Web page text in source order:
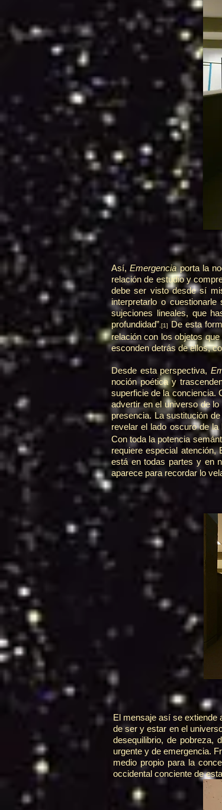
Así,Emergenciaporta la
relación de estudio y
debe ser visto desde sí
interpretarlo o
sujeciones lineales, que
profundidad” [1]
De esta
relación con los objetos
esconden detrás de ellos,
Desde esta perspectiva,
noción poética y
superficie de la conciencia.
advertir en el universo de
presencia. La sustitución
revelar el lado oscuro de
Con toda la potencia
requiere especial atención,
está en todas partes y en
aparece para recordar lo
El mensaje así se extiende
de ser y estar en el
desequilibrio, de pobreza,
urgente y de emergencia.
medio propio para la
occidental conciente de